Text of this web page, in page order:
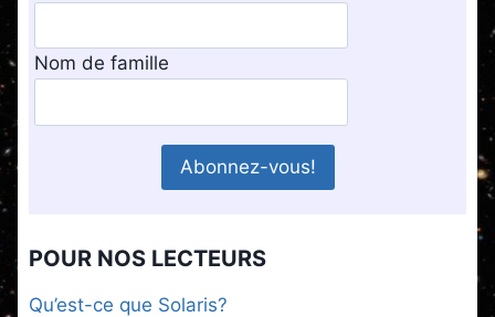
Nom de famille
POUR NOS LECTEURS
Qu’est-ce que Solaris?